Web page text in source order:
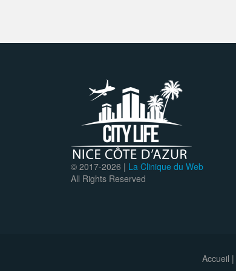
© 2017-2026 | La Clinique du Web
All Rights Reserved
Accueil |